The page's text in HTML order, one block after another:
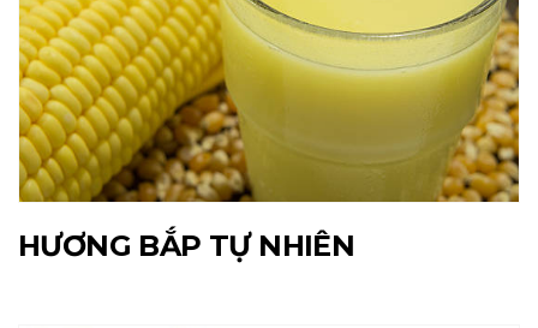
HƯƠNG BẮP TỰ NHIÊN